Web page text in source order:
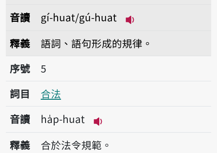
音讀
gí-huat/gú-huat
釋義
語詞、語句形成的規律。
序號5合法
序號
5
詞目
合法
音讀
ha̍p-huat
播放音讀ha̍p-huat
釋義
合於法令規範。